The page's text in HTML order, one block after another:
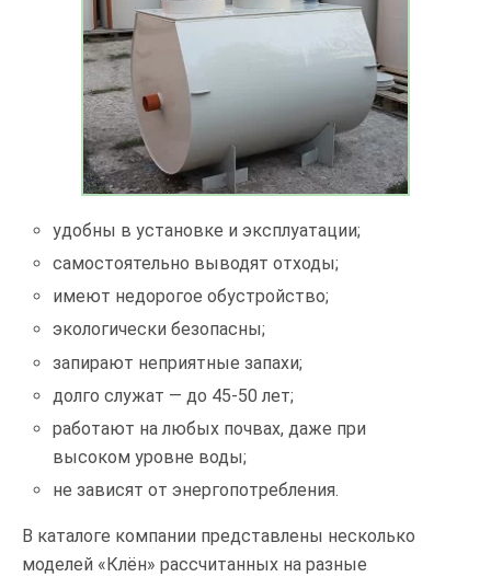
удобны в установке и эксплуатации;
самостоятельно выводят отходы;
имеют недорогое обустройство;
экологически безопасны;
запирают неприятные запахи;
долго служат — до 45-50 лет;
работают на любых почвах, даже при
высоком уровне воды;
не зависят от энергопотребления.
В каталоге компании представлены несколько
моделей «Клён» рассчитанных на разные